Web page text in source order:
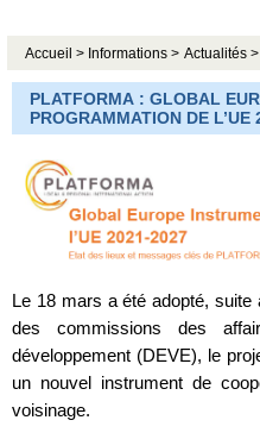
Accueil > Informations > Actualités >
PLATFORMA : GLOBAL
PROGRAMMATION DE L’UE
Le 18 mars a été adopté,
des commissions des
développement (DEVE), le
un nouvel instrument de
voisinage.